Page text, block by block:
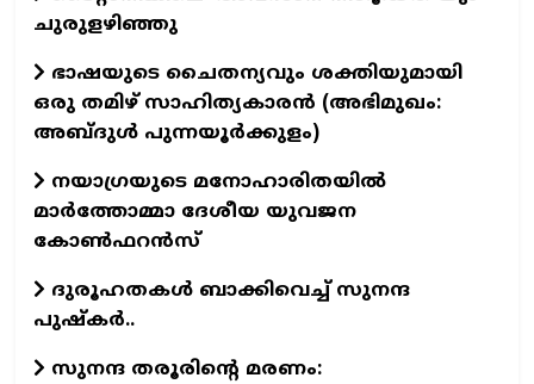
ചുരുളഴിഞ്ഞു
ഭാഷയുടെ ചൈതന്യവും ശക്തിയുമായി
ഒരു തമിഴ് സാഹിത്യകാരന്‍ (അഭിമുഖം:
അബ്ദുള്‍ പുന്നയൂര്‍ക്കുളം)
നയാഗ്രയുടെ മനോഹാരിതയില്‍
മാര്‍ത്തോമ്മാ ദേശീയ യുവജന
കോണ്‍ഫറന്‍സ്
ദുരൂഹതകള്‍ ബാക്കിവെച്ച് സുനന്ദ
പുഷ്‌കര്‍..
സുനന്ദ തരൂരിന്റെ മരണം: